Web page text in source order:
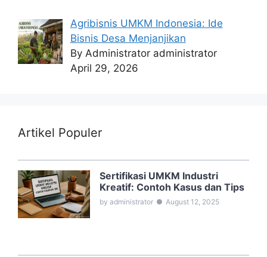
Agribisnis UMKM Indonesia: Ide
Bisnis Desa Menjanjikan
By Administrator administrator
April 29, 2026
Artikel Populer
Sertifikasi UMKM Industri
Kreatif: Contoh Kasus dan Tips
by administrator ● August 12, 2025